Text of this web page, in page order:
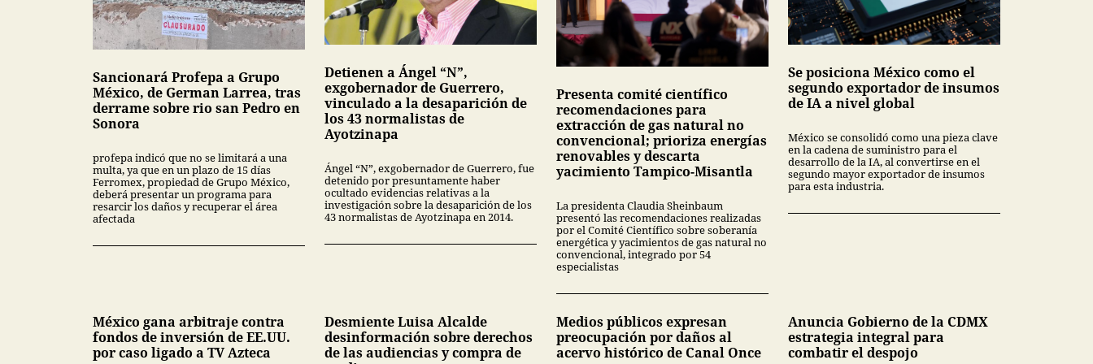
Sancionará Profepa a Grupo
México, de German Larrea, tras
derrame sobre rio san Pedro en
Sonora
profepa indicó que no se limitará a una
multa, ya que en un plazo de 15 días
Ferromex, propiedad de Grupo México,
deberá presentar un programa para
resarcir los daños y recuperar el área
afectada
Detienen a Ángel “N”,
exgobernador de Guerrero,
vinculado a la desaparición de
los 43 normalistas de
Ayotzinapa
Ángel “N”, exgobernador de Guerrero, fue
detenido por presuntamente haber
ocultado evidencias relativas a la
investigación sobre la desaparición de los
43 normalistas de Ayotzinapa en 2014.
Presenta comité científico
recomendaciones para
extracción de gas natural no
convencional; prioriza energías
renovables y descarta
yacimiento Tampico-Misantla
La presidenta Claudia Sheinbaum
presentó las recomendaciones realizadas
por el Comité Científico sobre soberanía
energética y yacimientos de gas natural no
convencional, integrado por 54
especialistas
Se posiciona México como el
segundo exportador de insumos
de IA a nivel global
México se consolidó como una pieza clave
en la cadena de suministro para el
desarrollo de la IA, al convertirse en el
segundo mayor exportador de insumos
para esta industria.
México gana arbitraje contra
fondos de inversión de EE.UU.
por caso ligado a TV Azteca
Desmiente Luisa Alcalde
desinformación sobre derechos
de las audiencias y compra de
Medios públicos expresan
preocupación por daños al
acervo histórico de Canal Once
Anuncia Gobierno de la CDMX
estrategia integral para
combatir el despojo